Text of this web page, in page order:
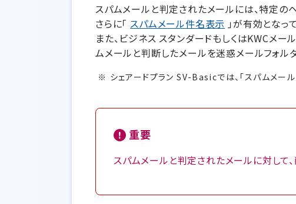
スパムメールと判定されたメールには、特定の
さらに「 スパムメール件名表示 」が有効となっ
また、ビジネス スタンダードもしくはKWCメー
ムメールと判断したメールを迷惑メールフォル
シェアードプラン SV-Basicでは、「スパムメー
重要
スパムメールと判定されたメールに対して